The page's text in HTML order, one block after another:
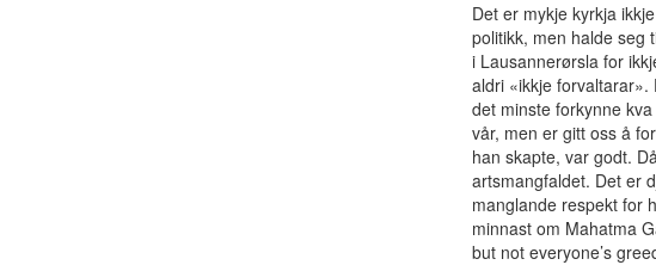
Det er mykje kyrkja
politikk, men halde seg
i Lausannerørsla for
aldri «ikkje
det minste forkynne
vår, men er gitt oss å
han skapte, var godt.
artsmangfaldet. Det er
manglande respekt for
minnast om Mahatma
but not everyone’s